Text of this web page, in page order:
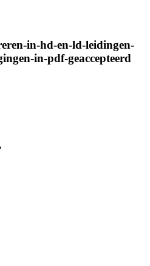
in-hd-en-ld-leidingen-
in-pdf-geaccepteerd